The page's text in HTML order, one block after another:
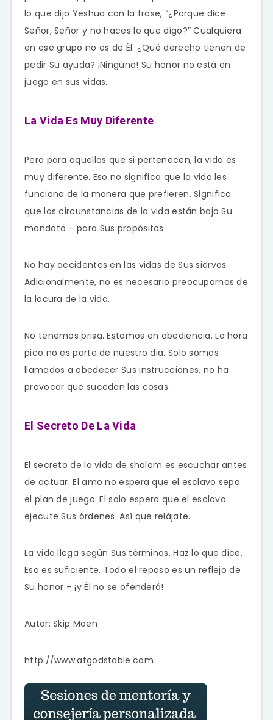
lo que dijo Yeshua con la frase, “¿Porque dice
Señor, Señor y no haces lo que digo?” Cualquiera
en ese grupo no es de Él. ¿Qué derecho tienen de
pedir Su ayuda? ¡Ninguna! Su honor no está en
juego en sus vidas.
La Vida Es Muy Diferente
Pero para aquellos que si pertenecen, la vida es
muy diferente. Eso no significa que la vida les
funciona de la manera que prefieren. Significa
que las circunstancias de la vida están bajo Su
mandato – para Sus propósitos.
No hay accidentes en las vidas de Sus siervos.
Adicionalmente, no es necesario preocuparnos de
la locura de la vida.
No tenemos prisa. Estamos en obediencia. La hora
pico no es parte de nuestro dia. Solo somos
llamados a obedecer Sus instrucciones, no ha
provocar que sucedan las cosas.
El Secreto De La Vida
El secreto de la vida de shalom es escuchar antes
de actuar. El amo no espera que el esclavo sepa
el plan de juego. El solo espera que el esclavo
ejecute Sus órdenes. Así que relájate.
La vida llega según Sus términos. Haz lo que dice.
Eso es suficiente. Todo el reposo es un reflejo de
Su honor – ¡y Él no se ofenderá!
Autor: Skip Moen
http://www.atgodstable.com